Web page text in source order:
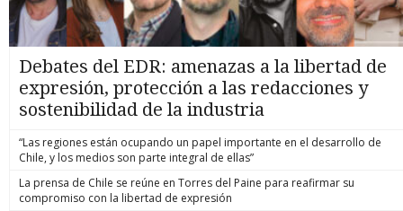
Debates del EDR: amenazas a la libertad de
expresión, protección a las redacciones y
sostenibilidad de la industria
“Las regiones están ocupando un papel importante en el desarrollo de
Chile, y los medios son parte integral de ellas”
La prensa de Chile se reúne en Torres del Paine para reafirmar su
compromiso con la libertad de expresión